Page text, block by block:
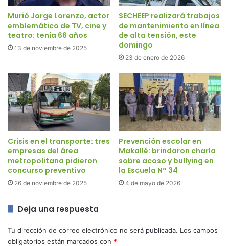
Murió Jorge Lorenzo, actor
emblemático de TV, cine y
teatro: tenía 66 años
13 de noviembre de 2025
SECHEEP realizará trabajos
de mantenimiento en línea
de alta tensión, este
domingo
23 de enero de 2026
Crisis en el transporte: tres
empresas del área
metropolitana pidieron
concurso preventivo
26 de noviembre de 2025
Prevención escolar en
Makallé: brindaron charla
sobre acoso y bullying en
la Escuela N° 34
4 de mayo de 2026
Deja una respuesta
Tu dirección de correo electrónico no será publicada. Los campos
obligatorios están marcados con *